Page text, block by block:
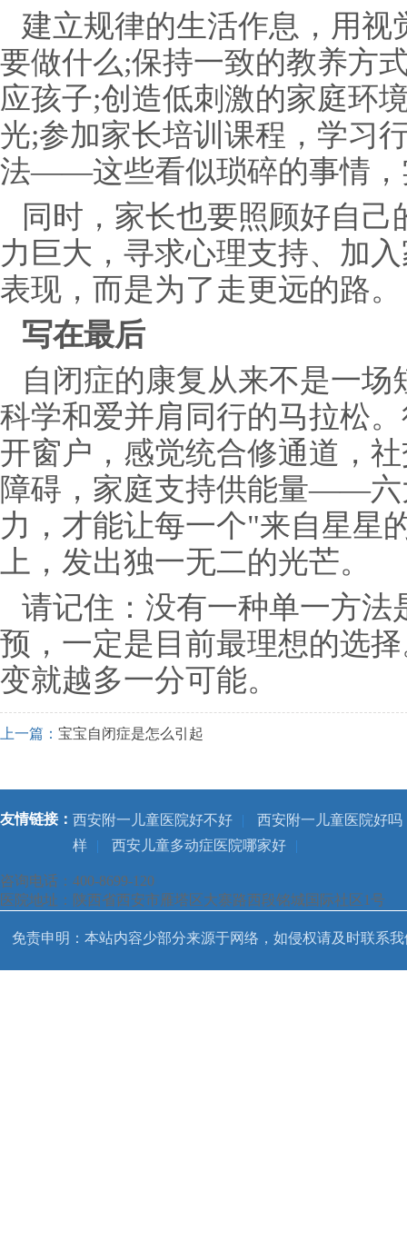
建立规律的生活作息，用
要做什么;保持一致的教养方
应孩子;创造低刺激的家庭环
光;参加家长培训课程，学习
法——这些看似琐碎的事情，
同时，家长也要照顾好自
力巨大，寻求心理支持、加
表现，而是为了走更远的路。
写在最后
自闭症的康复从来不是一
科学和爱并肩同行的马拉松
开窗户，感觉统合修通道，
障碍，家庭支持供能量——六
力，才能让每一个"来自星星
上，发出独一无二的光芒。
请记住：没有一种单一方
预，一定是目前最理想的选
变就越多一分可能。
上一篇： 宝宝自闭症是怎么引起
友情链接： 西安附一儿童医院好不好 |
西安附一儿童医院好吗
样
| 西安儿童多动症医院哪家好 |
咨询电话：400-8699-120
医院地址：陕西省西安市雁塔区大寨路西段铭城国际社区1号
免责申明：本站内容少部分来源于网络，如侵权请及时联系